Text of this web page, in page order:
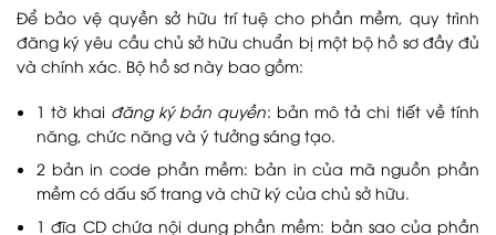
Để bảo vệ quyền sở hữu trí tuệ cho phần mềm, quy trình
đăng ký yêu cầu chủ sở hữu chuẩn bị một bộ hồ sơ đầy đủ
và chính xác. Bộ hồ sơ này bao gồm:
1 tờ khai đăng ký bản quyền: bản mô tả chi tiết về tính
năng, chức năng và ý tưởng sáng tạo.
2 bản in code phần mềm: bản in của mã nguồn phần
mềm có dấu số trang và chữ ký của chủ sở hữu.
1 đĩa CD chứa nội dung phần mềm: bản sao của phần